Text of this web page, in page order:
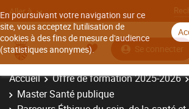
En poursuivant votre navigation sur ce
site, vous acceptez l'utilisation de
cookies à des fins de mesure d'audience
(statistiques anonymes).
Aller à
Se connecter
Accueil Offre de formation 2025-2026
Master Santé publique